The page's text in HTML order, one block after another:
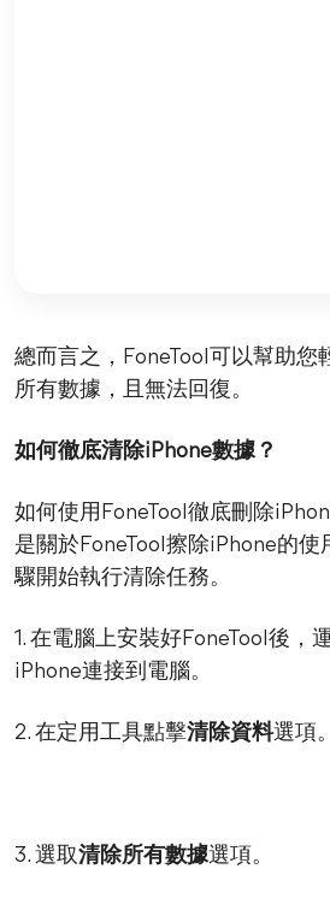
總而言之，FoneTool可以幫助您
所有數據，且無法回復。
如何徹底清除iPhone數據？
如何使用FoneTool徹底刪除
是關於FoneTool擦除iPhone的
驟開始執行清除任務。
1. 在電腦上安裝好FoneTool後，
iPhone連接到電腦。
2. 在定用工具點擊清除資料選項。
3. 選取清除所有數據選項。